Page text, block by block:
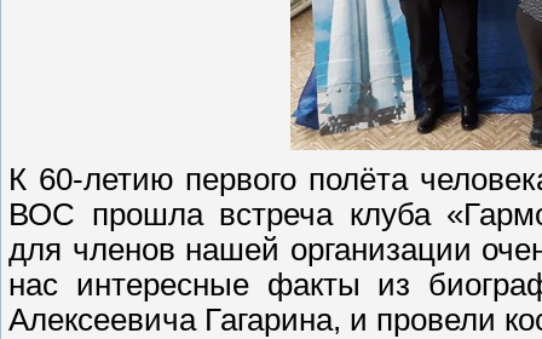
К 60-летию первого полёта
ВОС прошла встреча клуба
для членов нашей организации
нас интересные факты из
Алексеевича Гагарина, и провели